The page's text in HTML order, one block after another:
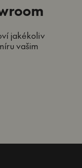
jakékoliv
vašim